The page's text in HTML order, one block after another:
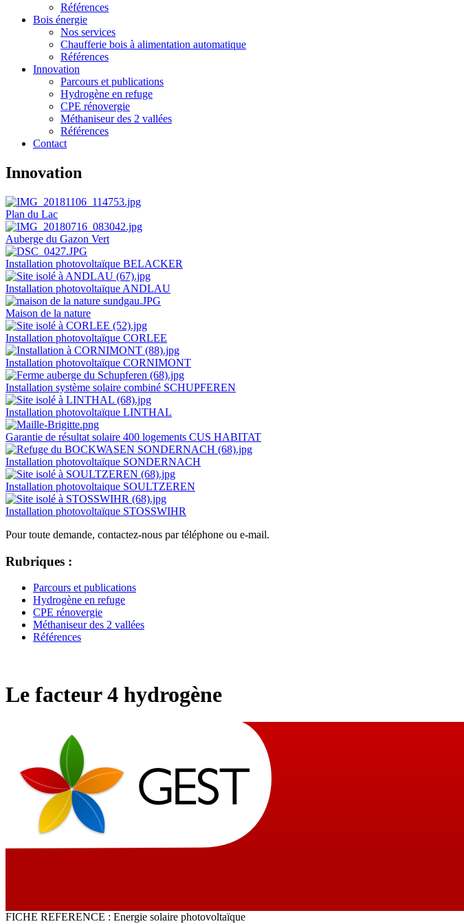
Références
Bois énergie
Nos services
Chaufferie bois à alimentation automatique
Références
Innovation
Parcours et publications
Hydrogène en refuge
CPE rénovergie
Méthaniseur des 2 vallées
Références
Contact
Innovation
Plan du Lac
Auberge du Gazon Vert
Installation photovoltaïque BELACKER
Installation photovoltaïque ANDLAU
Maison de la nature
Installation photovoltaïque CORLEE
Installation photovoltaïque CORNIMONT
Installation système solaire combiné SCHUPFEREN
Installation photovoltaïque LINTHAL
Garantie de résultat solaire 400 logements CUS HABITAT
Installation photovoltaïque SONDERNACH
Installation photovoltaique SOULTZEREN
Installation photovoltaïque STOSSWIHR
Pour toute demande, contactez-nous par téléphone ou e-mail.
Rubriques :
Parcours et publications
Hydrogène en refuge
CPE rénovergie
Méthaniseur des 2 vallées
Références
Le facteur 4 hydrogène
FICHE REFERENCE : Energie solaire photovoltaïque